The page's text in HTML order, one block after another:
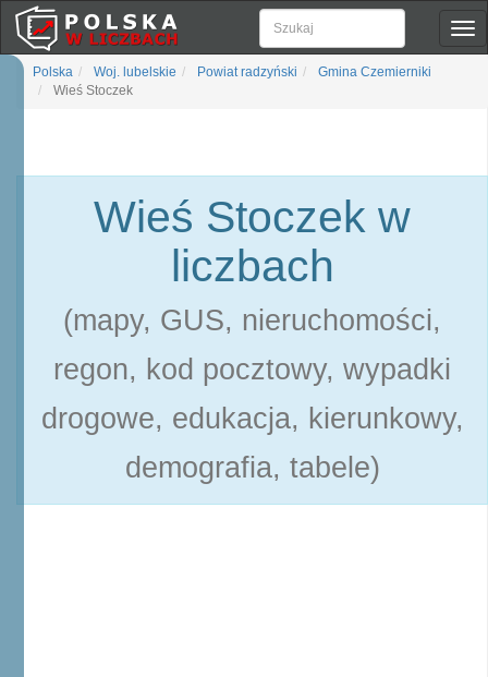
Polska Woj. lubelskie Powiat radzyński
Gmina Czemierniki
Wieś Stoczek
Wieś Stoczek w
liczbach
(mapy, GUS, nieruchomości,
regon, kod pocztowy, wypadki
drogowe, edukacja, kierunkowy,
demografia, tabele)